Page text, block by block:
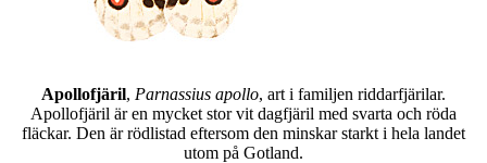
Apollofjäril, Parnassius apollo, art i familjen riddarfjärilar.
Apollofjäril är en mycket stor vit dagfjäril med svarta och röda
fläckar. Den är rödlistad eftersom den minskar starkt i hela landet
utom på Gotland.